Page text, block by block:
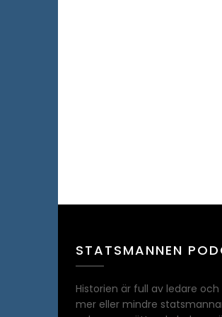
STATSMANNEN
Historien är full av ledare
mer eller mindre